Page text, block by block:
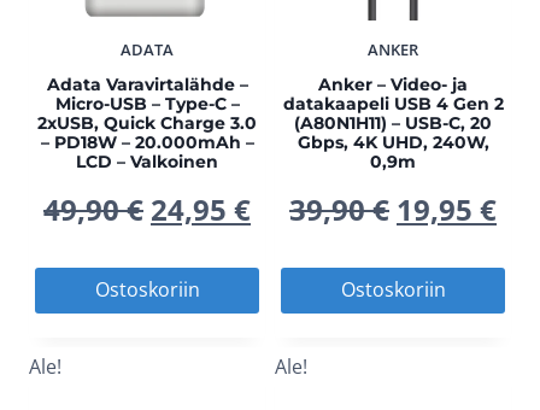
ADATA
Adata Varavirtalähde –
Micro-USB – Type-C –
2xUSB, Quick Charge 3.0
– PD18W – 20.000mAh –
LCD – Valkoinen
49,90€ Alkuperäinen
hinta
oli:
24,95 €Nykyinen
hinta
on:
24,95 €.
Ostoskoriin
ANKER
Anker – Video- ja
datakaapeli USB 4 Gen 2
(A80N1H11) – USB-C, 20
Gbps, 4K UHD, 240W,
0,9m
39,90€
hinta
oli:
19,95 €
on:
Ostoskoriin
Ale! Ale!